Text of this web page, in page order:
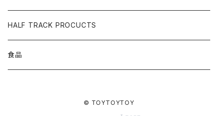
HALF TRACK PROCUCTS
食品
© TOYTOYTOY